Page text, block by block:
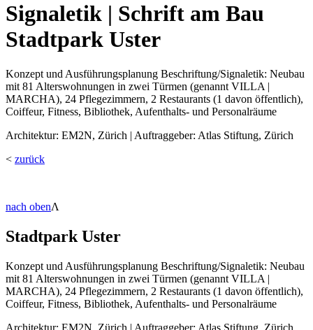
Signaletik | Schrift am Bau
Stadtpark Uster
Konzept und Ausführungsplanung Beschriftung/Signaletik: Neubau
mit 81 Alterswohnungen in zwei Türmen (genannt VILLA |
MARCHA), 24 Pflegezimmern, 2 Restaurants (1 davon öffentlich),
Coiffeur, Fitness, Bibliothek, Aufenthalts- und Personalräume
Architektur: EM2N, Zürich | Auftraggeber: Atlas Stiftung, Zürich
< zurück
nach obenΛ
Stadtpark Uster
Konzept und Ausführungsplanung Beschriftung/Signaletik: Neubau
mit 81 Alterswohnungen in zwei Türmen (genannt VILLA |
MARCHA), 24 Pflegezimmern, 2 Restaurants (1 davon öffentlich),
Coiffeur, Fitness, Bibliothek, Aufenthalts- und Personalräume
Architektur: EM2N, Zürich | Auftraggeber: Atlas Stiftung, Zürich